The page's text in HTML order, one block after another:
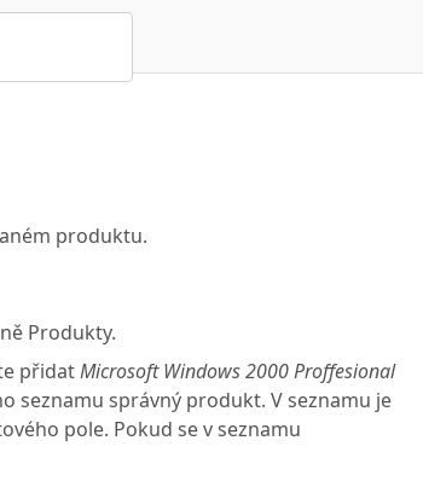
produktu.
Produkty.
přidatMicrosoft Windows 2000 Proffesional
seznamu správný produkt. V seznamu je
pole. Pokud se v seznamu